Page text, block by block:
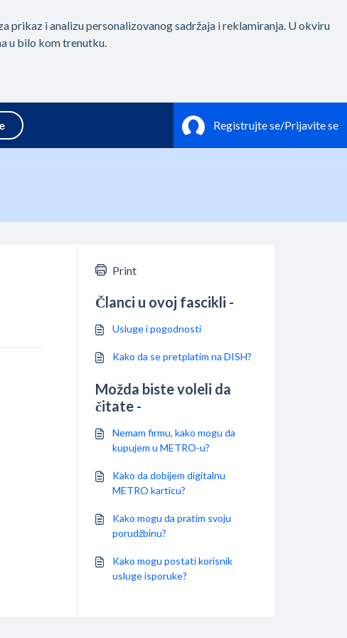
Print
Članci u ovoj fascikli -
Usluge i pogodnosti
Kako da se pretplatim na DISH?
Možda biste voleli da
čitate -
Nemam firmu, kako mogu da
kupujem u METRO-u?
Kako da dobijem digitalnu
METRO karticu?
Kako mogu da pratim svoju
porudžbinu?
Kako mogu postati korisnik
usluge isporuke?